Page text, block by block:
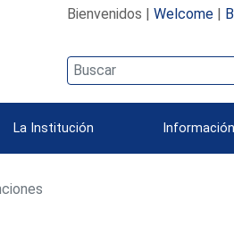
Bienvenidos | Welcome|
La Institución